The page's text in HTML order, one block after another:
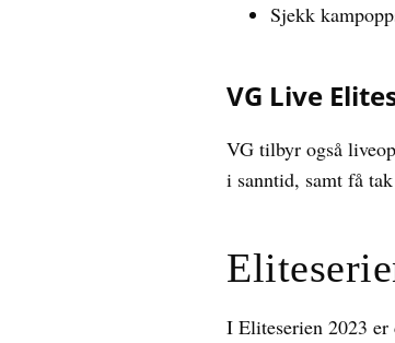
Sjekk
VG Live
VG tilbyr også
i sanntid, samt få
I Eliteserien 2023 er